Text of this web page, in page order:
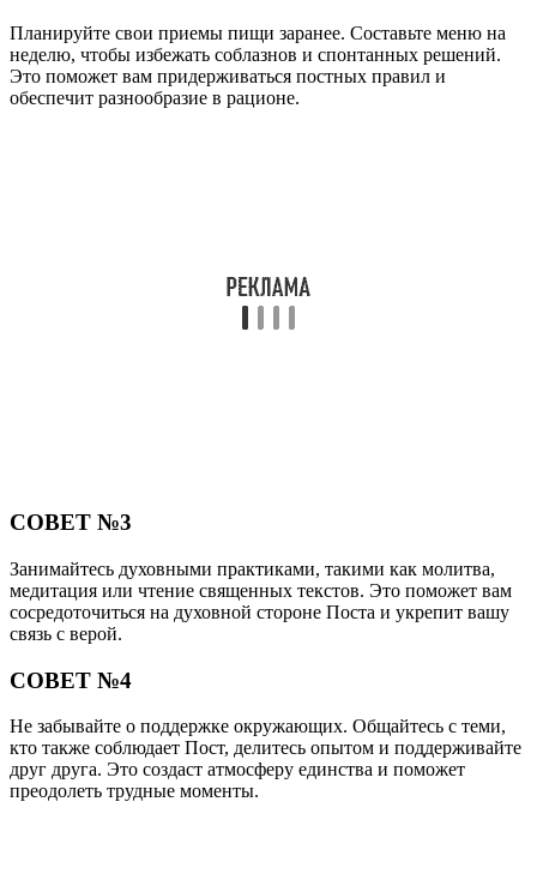
Планируйте свои приемы пищи заранее. Составьте меню на
неделю, чтобы избежать соблазнов и спонтанных решений.
Это поможет вам придерживаться постных правил и
обеспечит разнообразие в рационе.
СОВЕТ №3
Занимайтесь духовными практиками, такими как молитва,
медитация или чтение священных текстов. Это поможет вам
сосредоточиться на духовной стороне Поста и укрепит вашу
связь с верой.
СОВЕТ №4
Не забывайте о поддержке окружающих. Общайтесь с теми,
кто также соблюдает Пост, делитесь опытом и поддерживайте
друг друга. Это создаст атмосферу единства и поможет
преодолеть трудные моменты.